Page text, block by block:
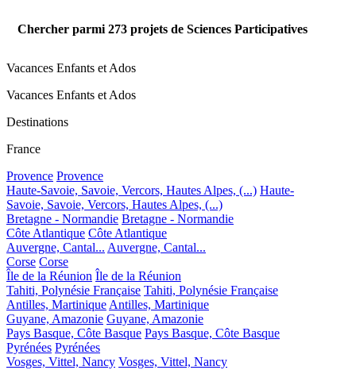
Chercher parmi 273 projets de Sciences Participatives
Vacances Enfants et Ados
Vacances Enfants et Ados
Destinations
France
Provence Provence
Haute-Savoie, Savoie, Vercors, Hautes Alpes, (...) Haute-
Savoie, Savoie, Vercors, Hautes Alpes, (...)
Bretagne - Normandie Bretagne - Normandie
Côte Atlantique Côte Atlantique
Auvergne, Cantal... Auvergne, Cantal...
Corse Corse
Île de la Réunion Île de la Réunion
Tahiti, Polynésie Française Tahiti, Polynésie Française
Antilles, MartiniqueAntilles, Martinique
Guyane, Amazonie Guyane, Amazonie
Pays Basque, Côte Basque Pays Basque, Côte Basque
Pyrénées Pyrénées
Vosges, Vittel, Nancy Vosges, Vittel, Nancy